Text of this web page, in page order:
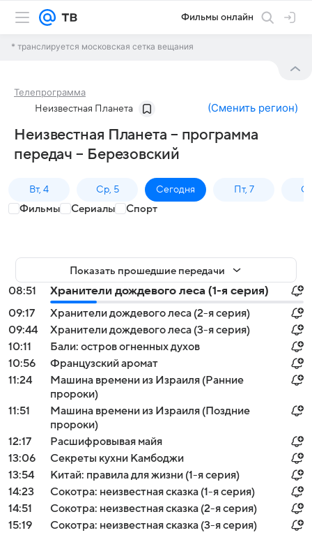
Фильмы онлайн
* транслируется московская сетка вещания
Телепрограмма
Неизвестная Планета (Сменить регион)
Неизвестная Планета – программа
передач – Березовский
Вт, 4 Ср, 5 Сегодня Пт, 7
Фильмы Сериалы Спорт
Показать прошедшие передачи
08:51
Хранители дождевого леса (1-я серия)
09:17
Хранители дождевого леса (2-я серия)
09:44
Хранители дождевого леса (3-я серия)
10:11
Бали: остров огненных духов
10:56
Французский аромат
11:24
Машина времени из Израиля (Ранние
пророки)
11:51
Машина времени из Израиля (Поздние
пророки)
12:17
Расшифровывая майя
13:06
Секреты кухни Камбоджи
13:54
Китай: правила для жизни (1-я серия)
14:23
Сокотра: неизвестная сказка (1-я серия)
14:51
Сокотра: неизвестная сказка (2-я серия)
15:19
Сокотра: неизвестная сказка (3-я серия)